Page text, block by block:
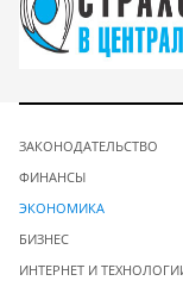
ЗАКОНОДАТЕЛЬСТВО
ФИНАНСЫ
ЭКОНОМИКА
БИЗНЕС
ИНТЕРНЕТ И